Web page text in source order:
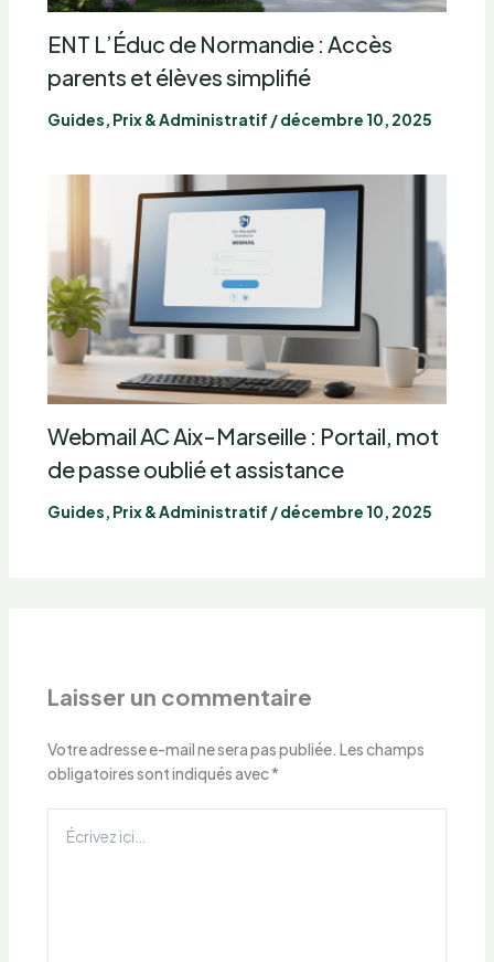
ENT L’Éduc de Normandie : Accès
parents et élèves simplifié
Guides, Prix & Administratif /décembre 10, 2025
Webmail AC Aix-Marseille : Portail, mot
de passe oublié et assistance
Guides, Prix & Administratif /décembre 10, 2025
Laisser un commentaire
Votre adresse e-mail ne sera pas publiée. Les champs
obligatoires sont indiqués avec*
ici…